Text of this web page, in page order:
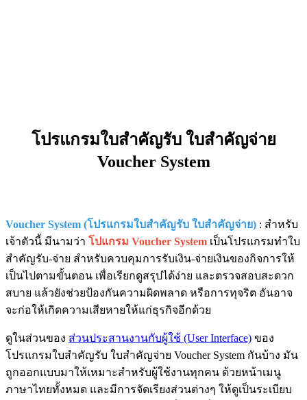
โปรแกรมใบสำคัญรับ ใบสำคัญจ่าย
Voucher System
Voucher System (โปรแกรมใบสำคัญรับ ใบสำคัญจ่าย) : สำหรับ
เจ้าตัวนี้ มีนามว่า โปแกรม Voucher System เป็นโปรแกรมทำใบ
สำคัญรับ-จ่าย สำหรับควบคุมการรับเงิน-จ่ายเงินของกิจการให้
เป็นไปตามขั้นตอน เพื่อเรียกดูสรุปได้ง่าย และตรวจสอบสะดวก
สบาย แล้วยังช่วยป้องกันความผิดพลาด หรือการทุจริต อันอาจ
จะก่อให้เกิดความเสียหายให้แก่ธุรกิจอีกด้วย
ดูในส่วนของ ส่วนประสานงานกับผู้ใช้ (User Interface) ของ
โปรแกรมใบสำคัญรับ ใบสำคัญจ่าย Voucher System กันบ้าง มัน
ถูกออกแบบมาให้เหมาะสำหรับผู้ใช้งานทุกคน ด้วยหน้าเมนู
ภาษาไทยทั้งหมด และมีการจัดเรียงส่วนต่างๆ ให้ดูเป็นระเบียบ